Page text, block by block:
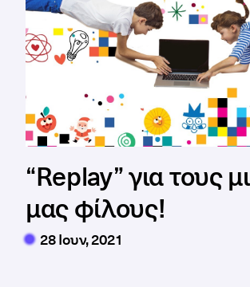
“Replay” για τους
μας φίλους!
28 Ιουν, 2021